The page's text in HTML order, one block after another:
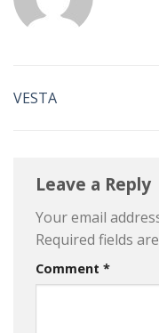
VESTA
Leave a Reply
Your email
Required fields
Comment *